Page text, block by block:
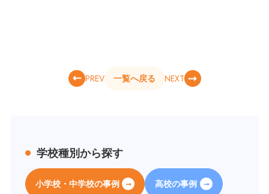
PREV 一覧へ戻る NEXT
学校種別から探す
小学校・中学校の事例 高校の事例